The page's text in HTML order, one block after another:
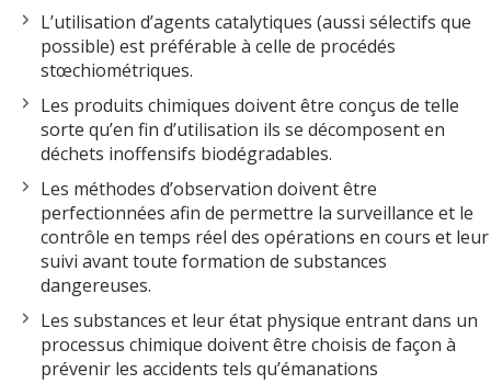
L’utilisation d’agents catalytiques (aussi sélectifs que
possible) est préférable à celle de procédés
stœchiométriques.
Les produits chimiques doivent être conçus de telle
sorte qu’en fin d’utilisation ils se décomposent en
déchets inoffensifs biodégradables.
Les méthodes d’observation doivent être
perfectionnées afin de permettre la surveillance et le
contrôle en temps réel des opérations en cours et leur
suivi avant toute formation de substances
dangereuses.
Les substances et leur état physique entrant dans un
processus chimique doivent être choisis de façon à
prévenir les accidents tels qu’émanations